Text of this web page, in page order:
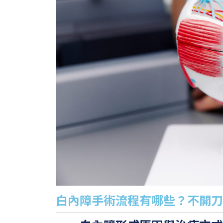
白內障手術流程有哪些？不開